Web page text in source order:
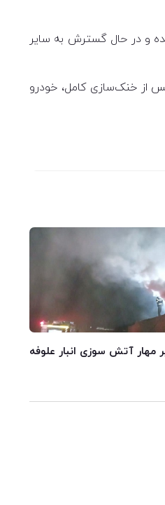
و در حال گسترش به سایر
از خنک‌سازی کامل، خودرو
آتش سوزی انبار علوفه